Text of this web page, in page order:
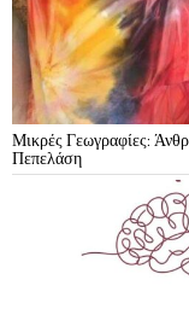
Μικρές Γεωγραφίες:
Πεπελάση